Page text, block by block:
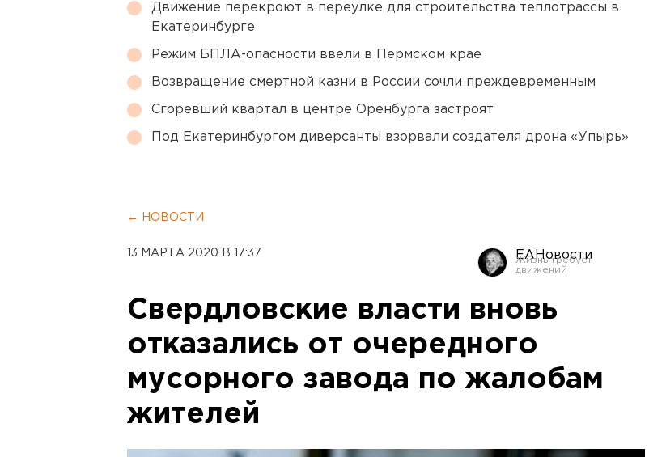
Движение перекроют в переулке для строительства теплотрассы в
Екатеринбурге
Режим БПЛА-опасности ввели в Пермском крае
Возвращение смертной казни в России сочли преждевременным
Сгоревший квартал в центре Оренбурга застроят
Под Екатеринбургом диверсанты взорвали создателя дрона «Упырь»
← НОВОСТИ
13 МАРТА 2020 В 17:37 ЕАНовости
Свердловские власти вновь
отказались от очередного
мусорного завода по жалобам
жителей